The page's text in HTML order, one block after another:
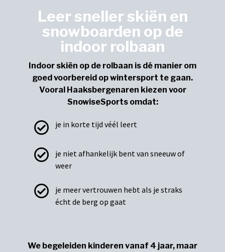
Leer sneller skiën en
snowboarden op de
indoor rolbaan
Indoor skiën op de rolbaan is dé manier om
goed voorbereid op wintersport te gaan.
Vooral Haaksbergenaren kiezen voor
SnowiseSports omdat:
je in korte tijd véél leert
je niet afhankelijk bent van sneeuw of
weer
je meer vertrouwen hebt als je straks
écht de berg op gaat
We begeleiden kinderen vanaf 4 jaar, maar